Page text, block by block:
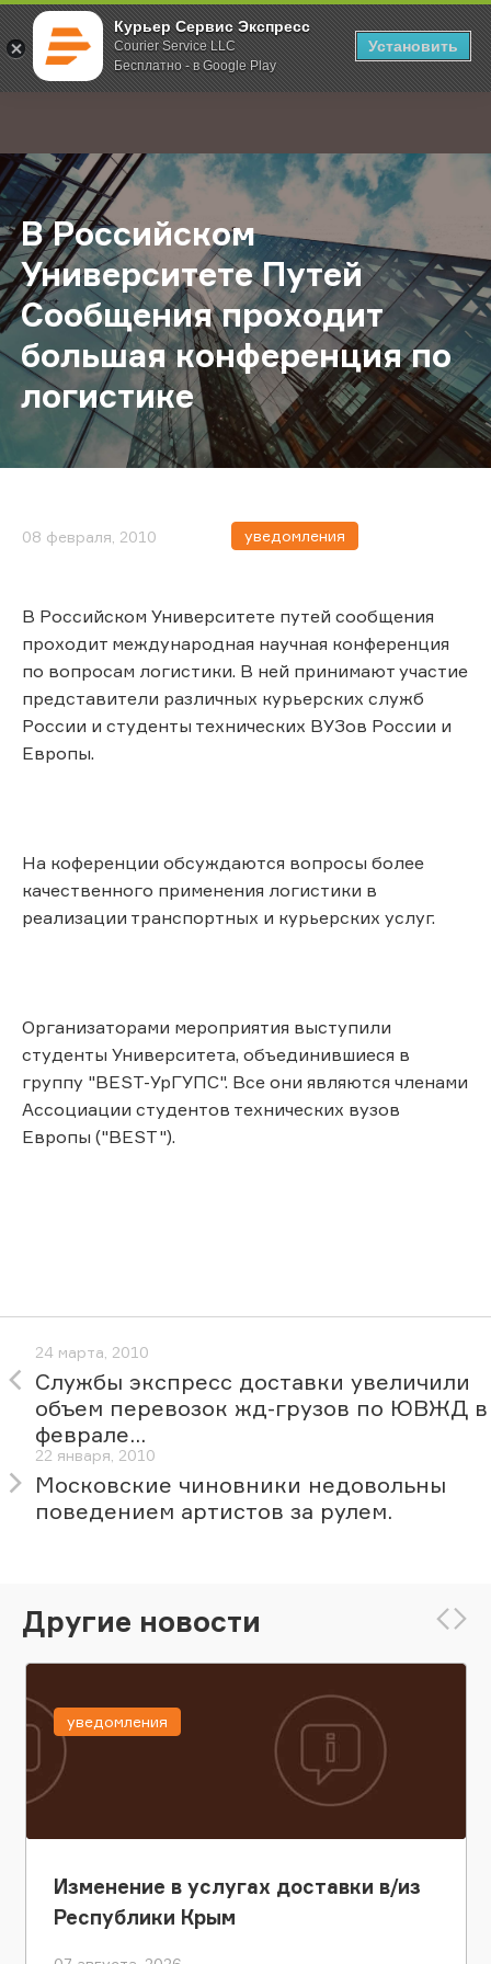
Курьер Сервис Экспресс
Courier Service LLC
Бесплатно - в Google Play
Установить
; Главная О компании Новости В Российском Университете
В Российском
Университете Путей
Сообщения проходит
большая конференция по
логистике
08 февраля, 2010 уведомления
В Российском Университете путей сообщения
проходит международная научная конференция
по вопросам логистики. В ней принимают участие
представители различных курьерских служб
России и студенты технических ВУЗов России и
Европы.
На коференции обсуждаются вопросы более
качественного применения логистики в
реализации транспортных и курьерских услуг.
Организаторами мероприятия выступили
студенты Университета, объединившиеся в
группу "BEST-УрГУПС". Все они являются членами
Ассоциации студентов технических вузов
Европы ("BEST").
24 марта, 2010
Службы экспресс доставки увеличили
объем перевозок жд-грузов по ЮВЖД в
феврале...
22 января, 2010
Московские чиновники недовольны
поведением артистов за рулем.
Другие новости
Изменение в услугах доставки в/из
Республики Крым
уведомления